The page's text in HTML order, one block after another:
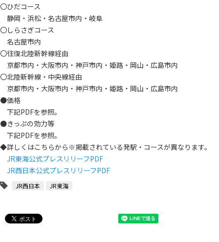
〇ひだコース
静岡・浜松・名古屋市内・岐阜
〇しらさぎコース
名古屋市内
〇往復北陸新幹線経由
京都市内・大阪市内・神戸市内・姫路・岡山・広島市内
〇北陸新幹線・中央線経由
京都市内・大阪市内・神戸市内・姫路・岡山・広島市内
●価格
下記PDFを参照。
●きっぷの効力等
下記PDFを参照。
◆詳しくはこちらから※掲載されている発駅・コースが異なります。
JR東海公式プレスリリーフPDF
JR西日本公式プレスリリーフPDF
JR西日本 JR東海